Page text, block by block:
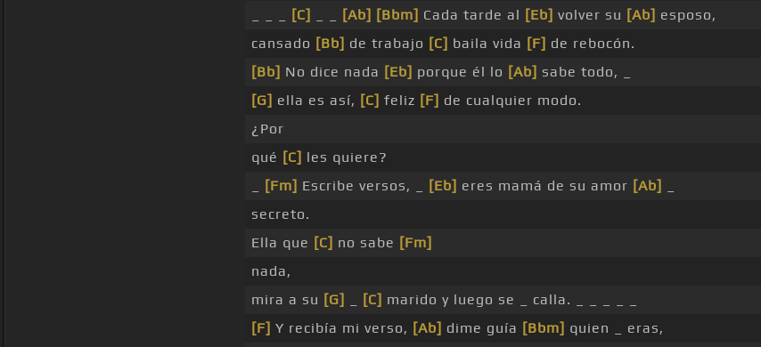
[C] [Ab] [Bbm] Cada tarde al [Eb] volver su [Ab] esposo,
cansado [Bb] de trabajo [C] baila vida [F] de rebocón.
[Bb] No dice nada [Eb] porque él lo [Ab] sabe todo, _
[G] ella es así, [C] feliz [F] de cualquier modo.
¿Por
qué [C] les quiere?
[Fm] Escribe versos, _ [Eb] eres mamá de su amor [Ab]
secreto.
Ella que [C] no sabe [Fm]
nada,
mira a su [G] [C] marido y luego se _ calla. _ _ _ _ _
[F] Y recibía mi verso, [Ab] dime guía [Bbm] quien _ eras,